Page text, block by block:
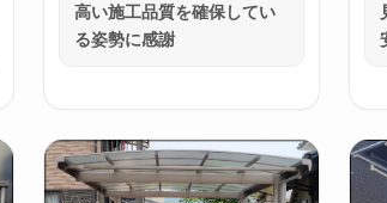
高い施工品質を確保してい
る姿勢に感謝